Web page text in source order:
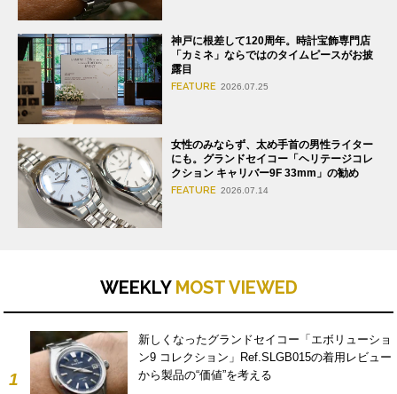
神戸に根差して120周年。時計宝飾専門店
「カミネ」ならではのタイムピースがお披
露目
FEATURE 2026.07.25
女性のみならず、太め手首の男性ライター
にも。グランドセイコー「ヘリテージコレ
クション キャリバー9F 33mm」の勧め
FEATURE 2026.07.14
WEEKLY MOST VIEWED
1
新しくなったグランドセイコー「エボリューショ
ン9 コレクション」Ref.SLGB015の着用レビュー
から製品の“価値”を考える